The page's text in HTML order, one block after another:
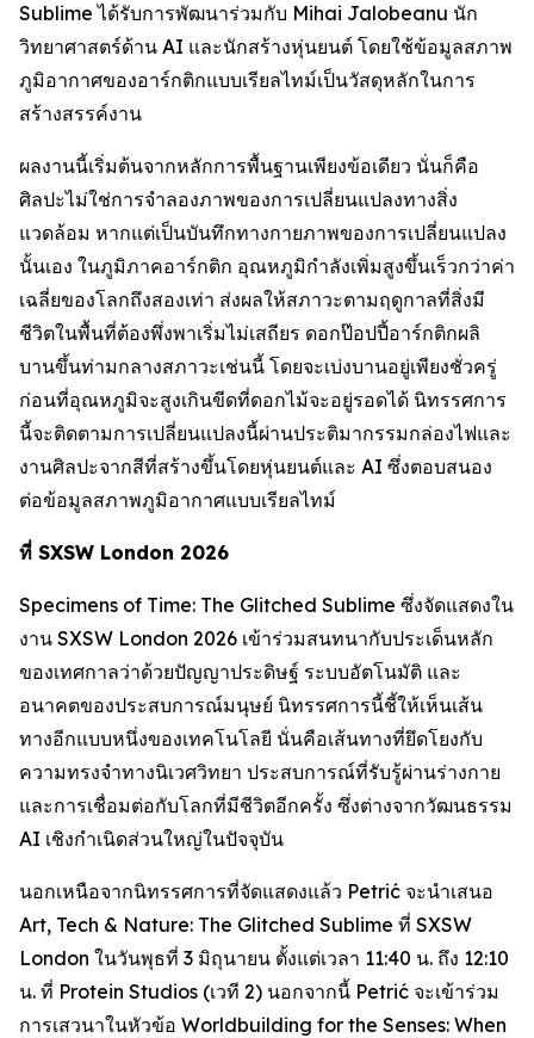
Sublime ได้รับการพัฒนาร่วมกับ Mihai Jalobeanu นัก
วิทยาศาสตร์ด้าน AI และนักสร้างหุ่นยนต์ โดยใช้ข้อมูลสภาพ
ภูมิอากาศของอาร์กติกแบบเรียลไทม์เป็นวัสดุหลักในการ
สร้างสรรค์งาน
ผลงานนี้เริ่มต้นจากหลักการพื้นฐานเพียงข้อเดียว นั่นก็คือ
ศิลปะไม่ใช่การจำลองภาพของการเปลี่ยนแปลงทางสิ่ง
แวดล้อม หากแต่เป็นบันทึกทางกายภาพของการเปลี่ยนแปลง
นั้นเอง ในภูมิภาคอาร์กติก อุณหภูมิกำลังเพิ่มสูงขึ้นเร็วกว่าค่า
เฉลี่ยของโลกถึงสองเท่า ส่งผลให้สภาวะตามฤดูกาลที่สิ่งมี
ชีวิตในพื้นที่ต้องพึ่งพาเริ่มไม่เสถียร ดอกป๊อปปี้อาร์กติกผลิ
บานขึ้นท่ามกลางสภาวะเช่นนี้ โดยจะเบ่งบานอยู่เพียงชั่วครู่
ก่อนที่อุณหภูมิจะสูงเกินขีดที่ดอกไม้จะอยู่รอดได้ นิทรรศการ
นี้จะติดตามการเปลี่ยนแปลงนี้ผ่านประติมากรรมกล่องไฟและ
งานศิลปะจากสีที่สร้างขึ้นโดยหุ่นยนต์และ AI ซึ่งตอบสนอง
ต่อข้อมูลสภาพภูมิอากาศแบบเรียลไทม์
ที่ SXSW London 2026
Specimens of Time: The Glitched Sublime ซึ่งจัดแสดงใน
งาน SXSW London 2026 เข้าร่วมสนทนากับประเด็นหลัก
ของเทศกาลว่าด้วยปัญญาประดิษฐ์ ระบบอัตโนมัติ และ
อนาคตของประสบการณ์มนุษย์ นิทรรศการนี้ชี้ให้เห็นเส้น
ทางอีกแบบหนึ่งของเทคโนโลยี นั่นคือเส้นทางที่ยึดโยงกับ
ความทรงจำทางนิเวศวิทยา ประสบการณ์ที่รับรู้ผ่านร่างกาย
และการเชื่อมต่อกับโลกที่มีชีวิตอีกครั้ง ซึ่งต่างจากวัฒนธรรม
AI เชิงกำเนิดส่วนใหญ่ในปัจจุบัน
นอกเหนือจากนิทรรศการที่จัดแสดงแล้ว Petrić จะนำเสนอ
Art, Tech & Nature: The Glitched Sublime ที่ SXSW
London ในวันพุธที่ 3 มิถุนายน ตั้งแต่เวลา 11:40 น. ถึง 12:10
น. ที่ Protein Studios (เวที 2) นอกจากนี้ Petrić จะเข้าร่วม
การเสวนาในหัวข้อ Worldbuilding for the Senses: When